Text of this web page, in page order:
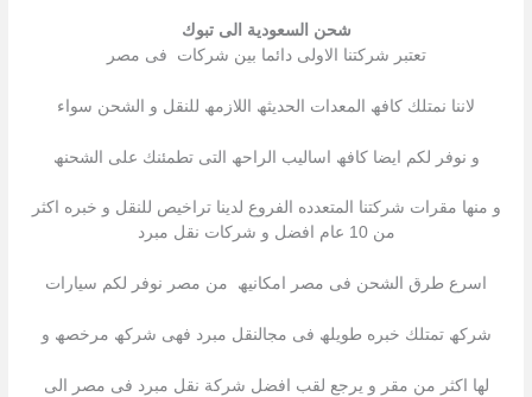
شحن السعودية الى تبوك
تعتبر شركتنا الاولى دائما بین شركات فى مصر
لاننا نمتلك كافھ المعدات الحدیثھ اللازمھ للنقل و الشحن سواء
و نوفر لكم ایضا كافھ اسالیب الراحھ التى تطمئنك على الشحنھ
و منھا مقرات شركتنا المتعدده الفروع لدینا تراخیص للنقل و خبره اكثر
من 10 عام افضل و شركات نقل مبرد
اسرع طرق الشحن فى مصر امكانیھ من مصر نوفر لكم سیارات
شركھ تمتلك خبره طویلھ فى مجالنقل مبرد فھى شركھ مرخصھ و
لھا اكثر من مقر و یرجع لقب افضل شركة نقل مبرد فى مصر الى